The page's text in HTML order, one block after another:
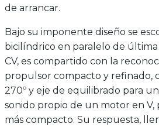
de arrancar.
Bajo su imponente diseño se
bicilíndrico en paralelo de última
CV, es compartido con la
propulsor compacto y refinado,
270º y eje de equilibrado para
sonido propio de un motor en
más compacto. Su respuesta,